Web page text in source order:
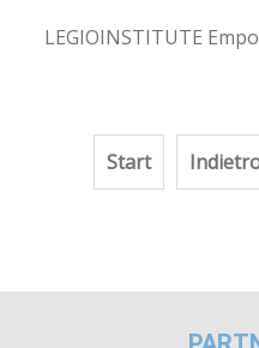
LEGIOINSTITUTE
Start